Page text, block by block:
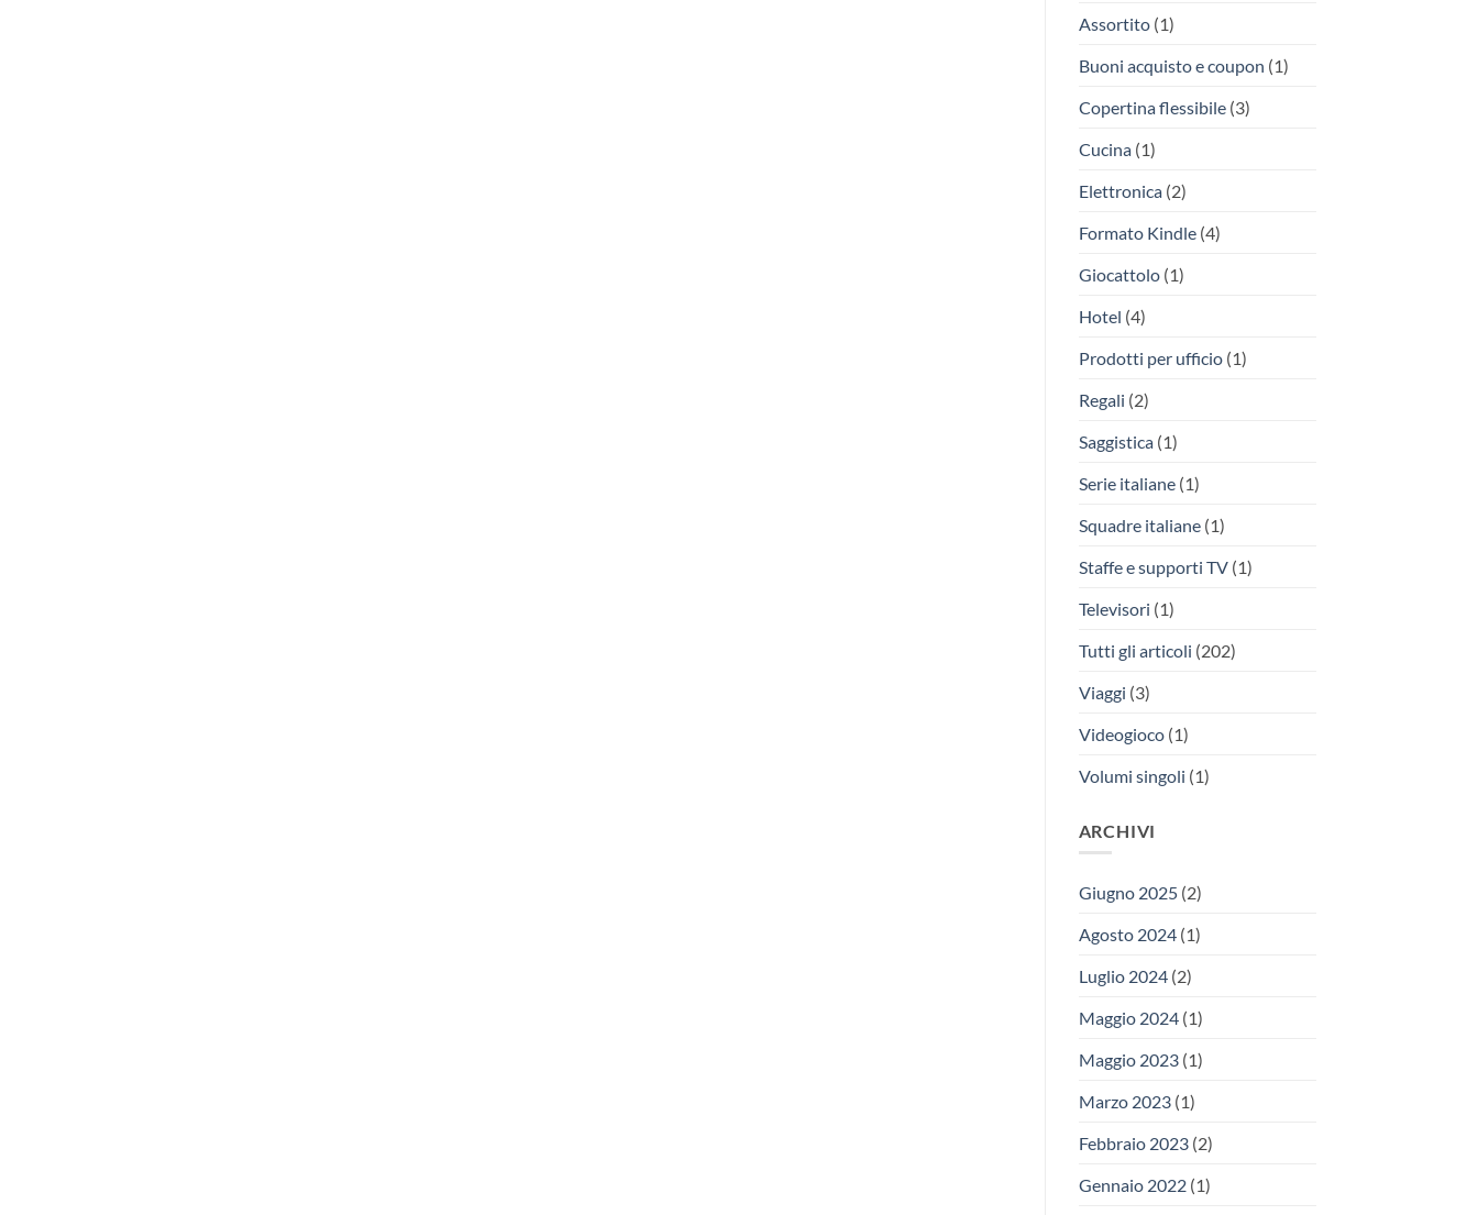
Assortito(1)
Buoni acquisto e coupon (1)
Copertina flessibile(3)
Cucina(1)
Elettronica(2)
Formato Kindle(4)
Giocattolo(1)
Hotel (4)
Prodotti per ufficio(1)
Regali (2)
Saggistica(1)
Serie italiane(1)
Squadre italiane(1)
Staffe e supporti TV(1)
Televisori (1)
Tutti gli articoli (202)
Viaggi (3)
Videogioco(1)
Volumi singoli (1)
ARCHIVI
Giugno 2025(2)
Agosto 2024(1)
Luglio 2024(2)
Maggio 2024(1)
Maggio 2023(1)
Marzo 2023(1)
Febbraio 2023(2)
Gennaio 2022(1)